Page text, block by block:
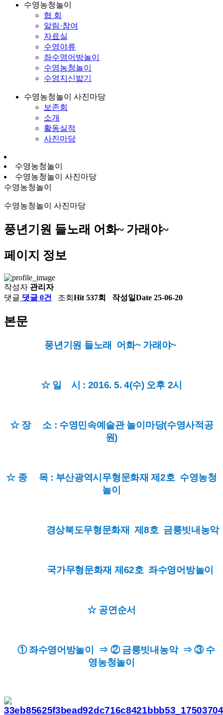
수영농청놀이
협 회
알림·참여
자료실
수영야류
좌수영어방놀이
수영농청놀이
수영지신밟기
수영농청놀이 사진마당
보존회
소개
활동실적
사진마당
수영농청놀이
수영농청놀이 사진마당
수영농청놀이
수영농청놀이 사진마당
풍년기원 들노래 어화~ 가래야~
페이지 정보
작성자 관리자
댓글 댓글 0건 조회 Hit 537회 작성일Date 25-06-20
본문
풍년기원 들노래 어화~ 가래야~
☆ 일 시 : 2016. 5. 4(수) 오후 2시
☆ 장 소 : 수영민속예술관 놀이마당(수영사적공
원)
☆ 종 목 : 부산광역시무형문화재 제2호 수영농청
놀이
경상북도무형문화재 제8호 금릉빗내농악
국가무형문화재 제62호 좌수영어방놀이
☆ 공연순서
① 좌수영어방놀이 ⇒ ② 금릉빗내농악 ⇒ ③ 수
영농청놀이